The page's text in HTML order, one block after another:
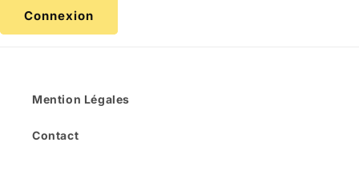
Connexion
Mention Légales
Contact